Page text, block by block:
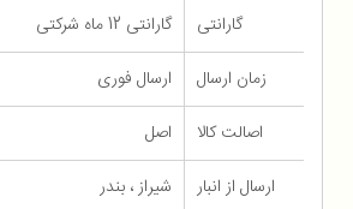
گارانتی
گارانتی 12 ماه شرکتی
زمان ارسال
ارسال فوری
اصالت کالا
اصل
ارسال از انبار
شیراز ، بندر